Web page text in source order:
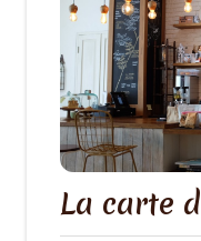
La carte